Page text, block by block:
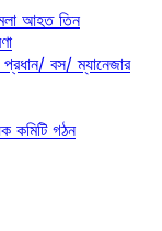
আহত তিন
প্রধান/ বস/ ম্যানেজার
কমিটি গঠন